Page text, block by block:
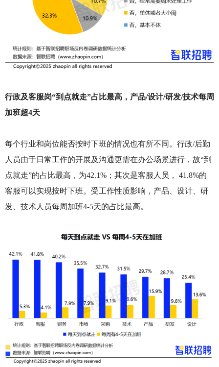
行政及客服岗“到点就走”占比最高，产品/设计/研发/技术每周
加班超4天
每个行业和岗位能否按时下班的情况也有所不同。行政/后勤
人员由于日常工作的开展及沟通更需在办公场景进行，故“到
点就走”的占比最高，为42.1%；其次是客服人员， 41.8%的
客服可以实现按时下班。受工作性质影响，产品、设计、研
发、技术人员每周加班4-5天的占比最高。